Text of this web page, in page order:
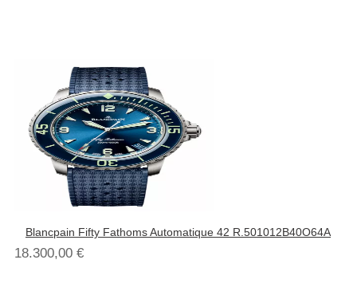
Blancpain Fifty Fathoms Automatique 42 R.501012B40O64A
18.300,00 €